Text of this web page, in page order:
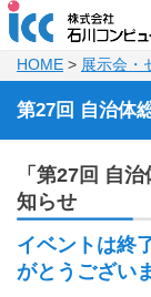
HOME > 展示会・
第27回 自治体
「第27回 自
知らせ
イベントは終
がとうござい